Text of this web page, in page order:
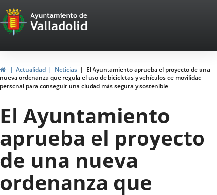
Portal
Web
del
Ayuntamiento
de
Valladolid
InicioActualidad Noticias
El Ayuntamiento aprueba el proyecto de una
nueva ordenanza que regula el uso de bicicletas y vehículos de movilidad
personal para conseguir una ciudad más segura y sostenible
El Ayuntamiento
aprueba el proyecto
de una nueva
ordenanza que